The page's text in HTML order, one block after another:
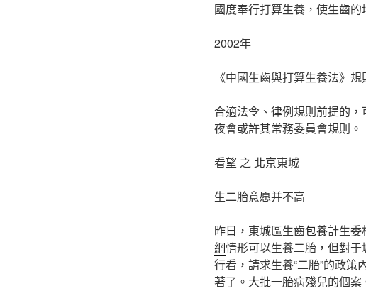
國度奉行打算生養，使生齒
2002年
《中國生齒與打算生養法》規
合適法令、律例規則前提的
夜會或許其常務委員會規則。
看望 之 北京東城
生二胎意愿并不高
昨日，東城區生齒包養計生委
網情形可以生養二胎，但對
行看，請求生養“二胎”的政
著了。大批一胎病殘兒的個案